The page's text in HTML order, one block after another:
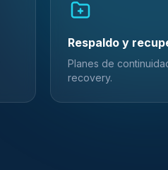
Respaldo y
Planes de
recovery.